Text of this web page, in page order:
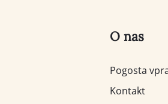
O nas
Pogosta
Kontakt